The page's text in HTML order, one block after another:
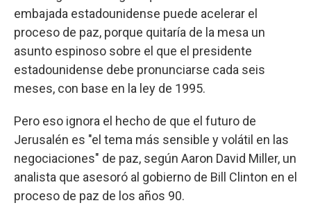
embajada estadounidense puede acelerar el
proceso de paz, porque quitaría de la mesa un
asunto espinoso sobre el que el presidente
estadounidense debe pronunciarse cada seis
meses, con base en la ley de 1995.
Pero eso ignora el hecho de que el futuro de
Jerusalén es "el tema más sensible y volátil en las
negociaciones" de paz, según Aaron David Miller, un
analista que asesoró al gobierno de Bill Clinton en el
proceso de paz de los años 90.